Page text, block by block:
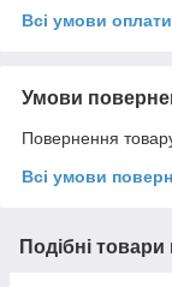
Всі умови оплати
Умови
Повернення
Всі умови
Подібні товари